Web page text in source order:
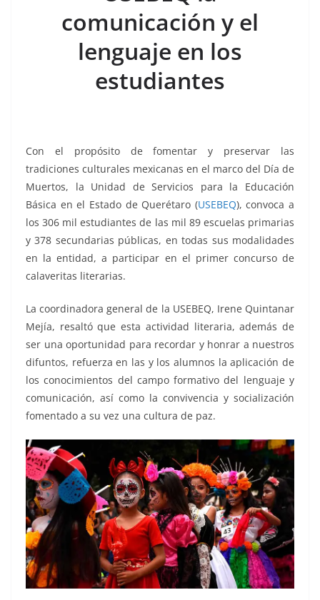
o p k
comunicación y el
lenguaje en los
estudiantes
Con el propósito de fomentar y preservar las
tradiciones culturales mexicanas en el marco del Día de
Muertos, la Unidad de Servicios para la Educación
Básica en el Estado de Querétaro (USEBEQ), convoca a
los 306 mil estudiantes de las mil 89 escuelas primarias
y 378 secundarias públicas, en todas sus modalidades
en la entidad, a participar en el primer concurso de
calaveritas literarias.
La coordinadora general de la USEBEQ, Irene Quintanar
Mejía, resaltó que esta actividad literaria, además de
ser una oportunidad para recordar y honrar a nuestros
difuntos, refuerza en las y los alumnos la aplicación de
los conocimientos del campo formativo del lenguaje y
comunicación, así como la convivencia y socialización
fomentado a su vez una cultura de paz.